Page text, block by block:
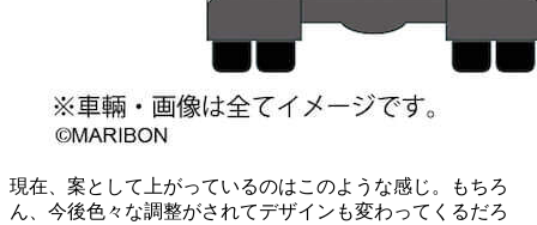
現在、案として上がっているのはこのような感じ。もちろ
ん、今後色々な調整がされてデザインも変わってくるだろ